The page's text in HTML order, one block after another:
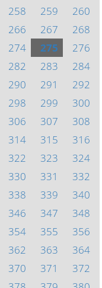
258 259
260
266 267
268
274 275
276
282 283
284
290 291
292
298 299
300
306 307
308
314 315
316
322 323
324
330 331
332
338 339
340
346 347
348
354 355
356
362 363
364
370 371
372